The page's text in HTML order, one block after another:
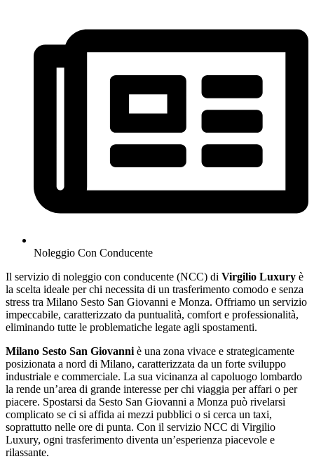
Noleggio Con Conducente
Il servizio di noleggio con conducente (NCC) di Virgilio Luxury è
la scelta ideale per chi necessita di un trasferimento comodo e senza
stress tra Milano Sesto San Giovanni e Monza. Offriamo un servizio
impeccabile, caratterizzato da puntualità, comfort e professionalità,
eliminando tutte le problematiche legate agli spostamenti.
Milano Sesto San Giovanni è una zona vivace e strategicamente
posizionata a nord di Milano, caratterizzata da un forte sviluppo
industriale e commerciale. La sua vicinanza al capoluogo lombardo
la rende un’area di grande interesse per chi viaggia per affari o per
piacere. Spostarsi da Sesto San Giovanni a Monza può rivelarsi
complicato se ci si affida ai mezzi pubblici o si cerca un taxi,
soprattutto nelle ore di punta. Con il servizio NCC di Virgilio
Luxury, ogni trasferimento diventa un’esperienza piacevole e
rilassante.